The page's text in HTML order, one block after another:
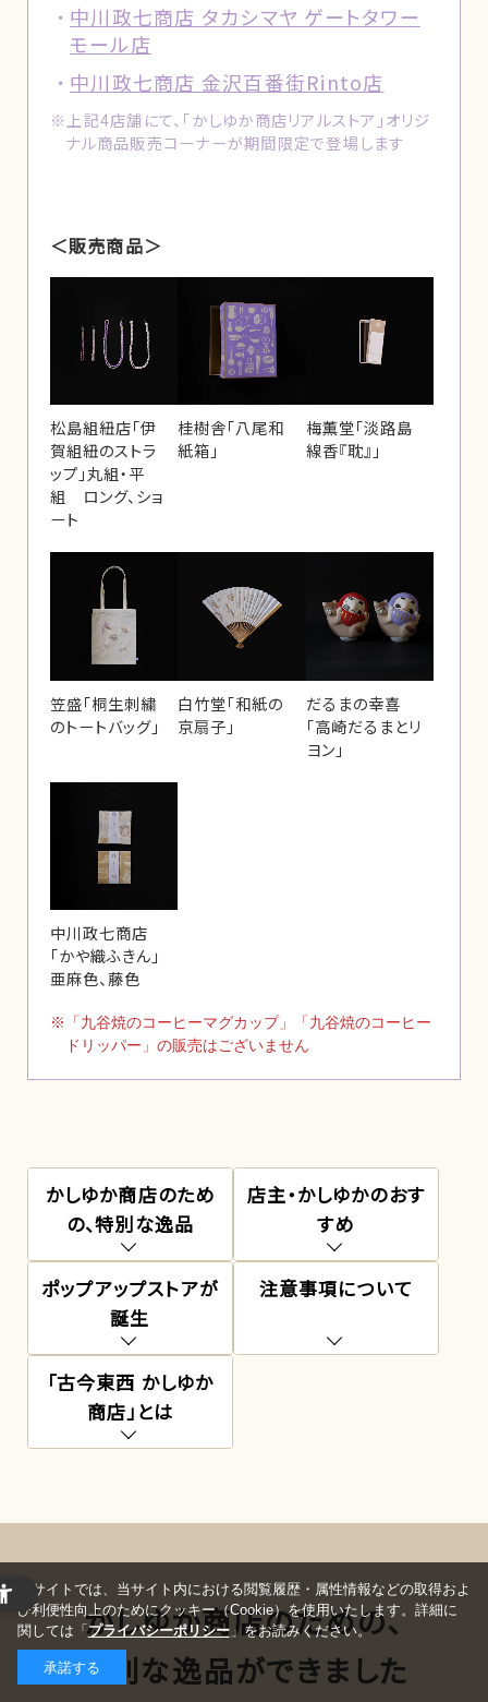
中川政七商店 タカシマヤ ゲートタワー
モール店
中川政七商店 金沢百番街Rinto店
※上記4店舗にて、「かしゆか商店リアルストア」オリジ
ナル商品販売コーナーが期間限定で登場します
＜販売商品＞
松島組紐店「伊
賀組紐のストラ
ップ」丸組・平
組 ロング、ショ
ート
桂樹舎「八尾和
紙箱」
梅薫堂「淡路島
線香『耽』」
笠盛「桐生刺繍
のトートバッグ」
白竹堂「和紙の
京扇子」
だるまの幸喜
「高崎だるまとリ
ヨン」
中川政七商店
「かや織ふきん」
亜麻色、藤色
※「九谷焼のコーヒーマグカップ」「九谷焼のコーヒー
ドリッパー」の販売はございません
かしゆか商店のため
の、特別な逸品
店主・かしゆかのおす
すめ
ポップアップストアが
誕生
注意事項について
「古今東西 かしゆか
商店」とは
かしゆか商店のための、
特別な逸品ができました
当サイトでは、当サイト内における閲覧履歴・属性情報などの取得およ
び利便性向上のためにクッキー（Cookie）を使用いたします。詳細に
関しては「プライバシーポリシー」をお読みください。
承諾する